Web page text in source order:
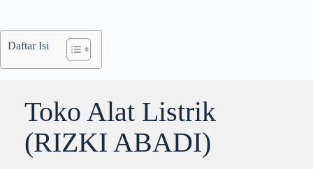
Daftar Isi
Toko Alat Listrik
(RIZKI ABADI)